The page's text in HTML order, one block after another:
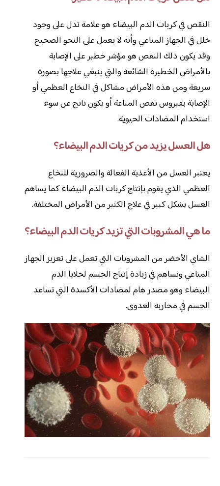
النقص في كريات الدم البيضاء هو علامة تدل على وجود
خلل في الجهاز المناعي وأنه لا يعمل على النحو الصحيح
وقد يكون ذلك النقص هو مؤشر خطير على الإصابة
بالأمراض الخطيرة الشائعة والتي ينبغي علاجها بصورة
سريعة ومن هذه الأمراض مشاكل في النخاع العظمي أو
الإصابة بفيروس نقص المناعة أو يكون ناتج عن سوء
استخدام المضادات الحيوية.
هل العسل يزيد من كريات الدم البيضاء؟
يعتبر العسل من الأغذية الفعالة والضرورية للنخاع
العظمي الذي يقوم بإنتاج كريات الدم البيضاء كما يساهم
العسل بشكل كبير في علاج الكثير من الأمراض المختلفة.
ما هي المشروبات التي تزيد كريات الدم البيضاء؟
الشاي الأخضر من المشروبات التي تعمل على تعزيز الجهاز
المناعي وتساهم في زيادة إنتاج الجسم لخلايا الدم
البيضاء وهو مصدر هام لمضادات الأكسدة التي تساعد
الجسم في محاربة العدوى.